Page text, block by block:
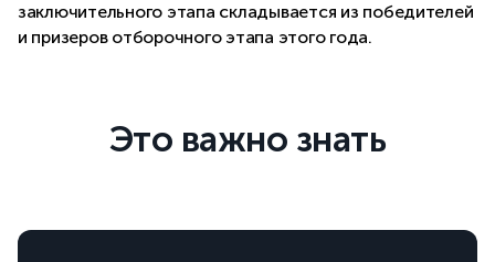
заключительного этапа складывается из победителей
и призеров отборочного этапа этого года.
Это важно знать